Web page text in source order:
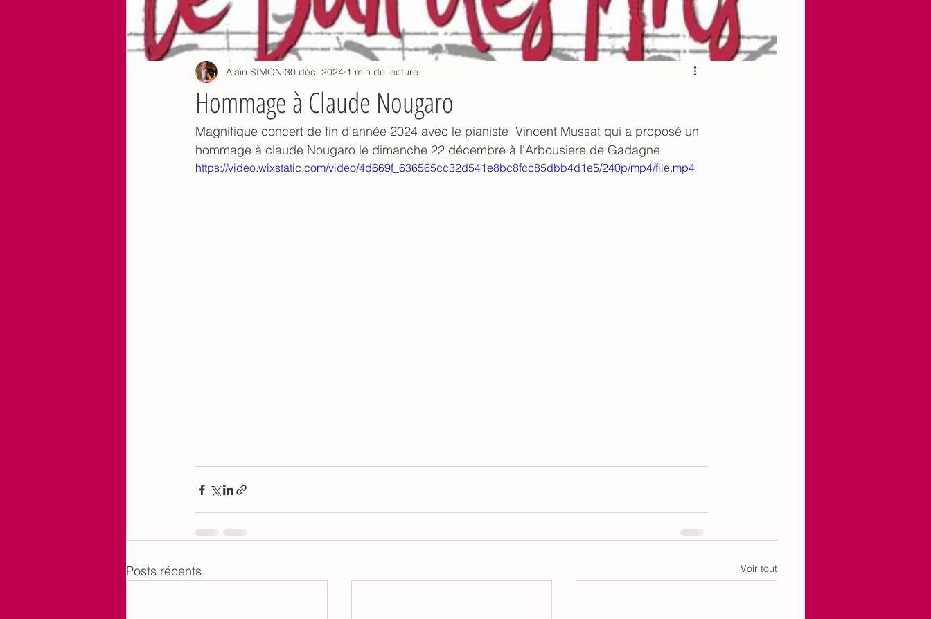
Hommage à Claude Nougaro
Alain SIMON 30 déc. 2024 1 min de lecture
Magnifique concert de fin d’année 2024 avec le pianiste  Vincent Mussat qui a proposé un
hommage à claude Nougaro le dimanche 22 décembre à l’Arbousiere de Gadagne
https://video.wixstatic.com/video/4d669f_636565cc32d541e8bc8fcc85dbb4d1e5/240p/mp4/file.mp4
Posts récents Voir tout